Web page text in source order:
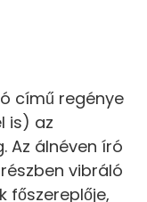
című regénye
is) az
Az álnéven író
vibráló
főszereplője,